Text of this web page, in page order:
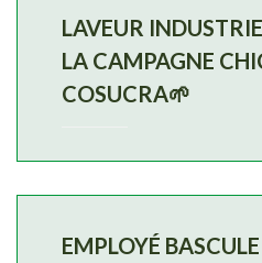
LAVEUR
LA CAMPAGNE
COSUCRA🌱
EMPLOYÉ